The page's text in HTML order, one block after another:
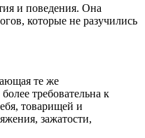
и поведения. Она
которые не разучились
те же
требовательна к
товарищей и
зажатости,